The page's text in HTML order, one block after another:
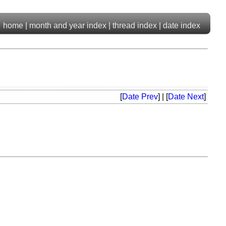
home|month and year index|thread index|date index
[Date Prev] | [Date Next]